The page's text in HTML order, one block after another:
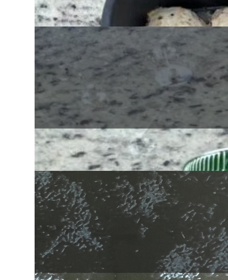
Albóndigas de pavo y quinoa
Mantequilla de nueces y semillas